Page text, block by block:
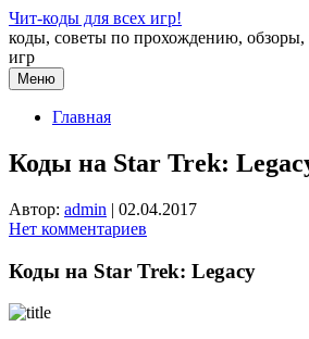
Перейти
к
содержимому
Чит-коды для всех игр!
коды, советы по прохождению,
игр
Меню
Главная
Коды на Star Trek:
Автор: admin | 02.04.2017
Нет комментариев
Коды на Star Trek: Legacy